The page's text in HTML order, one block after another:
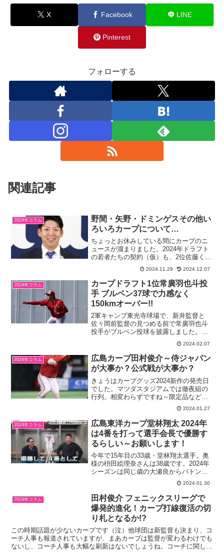
X Facebook LINE
Pinterest
フォローする
関連記事
2024年コラム
野間・矢野・ドミンゲスその他い
ろいろカープについて…
ちょっとお休みしている間にカープのニ
ュースが溜まりました。2024年ドラフト
の若者たちの契約（仮）も、2位佐藤くん
と4位渡辺くんを残すのみです。既存選手
の契約更改はあと残すは10名くらいです
かね。新たな助っ人ピッチャー・ドミン
ゲスを獲得した...
2024.11.29 2024.12.07
2024年コラム
カープドラフト1位常廣羽也斗投
手 ブルペン37球で力感なく
150kmオーバー!!
2軍キャンプ東光寺球場で、新井監督と
佐々岡前監督の見つめる前で常廣羽也斗
投手がブルペン投球を披露しました。テ
レビで少し見たのですが、本当に軽くか
つしなやかに投げていました。森下くん
ぽかった気がします。楽天の岸投手のよ
うだと言われますが、岸投...
2024.02.07
2024年コラム
広島カープ田村俊介～侍ジャパン
が大事か？公式戦が大事か？
きょうはカープグッズ2024新作の発売日
でした。マツダスタジアムでは徹夜組の
行列。相変わらずですね～限定品などは
サッサと完売したようです。良かったね
松田元オーナー。マツダスタジアムは内
野席AB席のシートが交換されています。
不評だったレフト外...
2024.01.27
2024年コラム
広島東洋カープ堂林翔太 2024年
は4番を打って選手会長で優勝す
るらしい～お願いします！
今年で15年目の33歳・堂林翔太選手。奥
様の枡田絵理奈さんは38歳です。2024年
シーズンは同じ歳の大瀬良からバトンを
受けて、なんと選手会長就任ですです。
カープファンは今年こそはと期待しなが
ら裏切られる悔しいシーズンもたくさん
ありました。し...
2024.01.30
2024年コラム
田村俊介 フェニックスリーグで
爆発的進化！カープ打線復活の切
り札となるか!?
この時期話題が少ないカープです（泣）他球団は新監督も決まり、コ
ーチ人事も報道されていますが、まあカープは監督が変わるわけでも
ないし、コーチ人事も大幅な刷新はないでしょうね。コーチに関して